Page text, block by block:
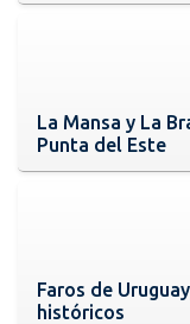
La Mansa y La
Punta del Este
Faros de
históricos